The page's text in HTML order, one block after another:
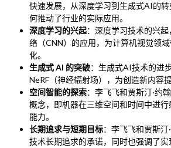
快速发展，从深度学习到生成式AI的
何推动了行业的实际应用。
深度学习的兴起：深度学习技术的兴
络（CNN）的应用，为计算机视觉领
化。
生成式 AI 的突破：生成式AI技术的进
NeRF（神经辐射场），为创造新内容
空间智能的探索：李飞飞和贾斯汀·约
概念，即机器在三维空间和时间中进
能力。
长期追求与短期目标：李飞飞和贾斯
技术长期追求的承诺，同时也强调了